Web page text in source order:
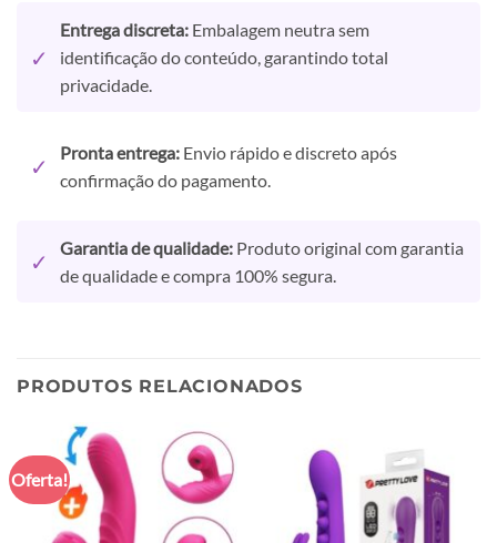
✓
Entrega discreta: Embalagem neutra sem
identificação do conteúdo, garantindo total
privacidade.
✓
Pronta entrega: Envio rápido e discreto após
confirmação do pagamento.
✓
Garantia de qualidade: Produto original com garantia
de qualidade e compra 100% segura.
PRODUTOS RELACIONADOS
Oferta!